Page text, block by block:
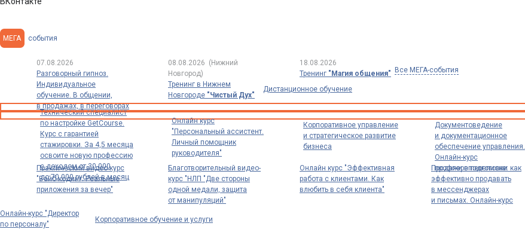
на месте и вот уже
МЕГА события
07.08.2026
Разговорный гипноз.
Индивидуальное
обучение. В общении,
в продажах, в переговорах
08.08.2026 (Нижний
Новгород)
Тренинг в Нижнем
Новгороде "Чистый Дух"
18.08.2026
Тренинг "Магия общения" Все МЕГА-события
Дистанционное обучение
Технический специалист
по настройке GetCourse.
Курс с гарантией
стажировки. За 4,5 месяца
освоите новую профессию
с доходом от 30 000
до 70 000 рублей в месяц
Онлайн курс
"Персональный ассистент.
Личный помощник
руководителя"
Корпоративное управление
и стратегическое развитие
бизнеса
Документоведение
и документационное
обеспечение управления.
Онлайн-курс
профпереподготовки
Практический видео курс
"Вайб-кодинг: Реальные
приложения за вечер"
Благотворительный видео-
курс "НЛП "Две стороны
одной медали, защита
от манипуляций"
Онлайн курс "Эффективная
работа с клиентами. Как
влюбить в себя клиента"
Продажи в переписке: как
эффективно продавать
в мессенджерах
и письмах. Онлайн-курс
Онлайн-курс "Директор
по персоналу"
Корпоративное обучение и услуги